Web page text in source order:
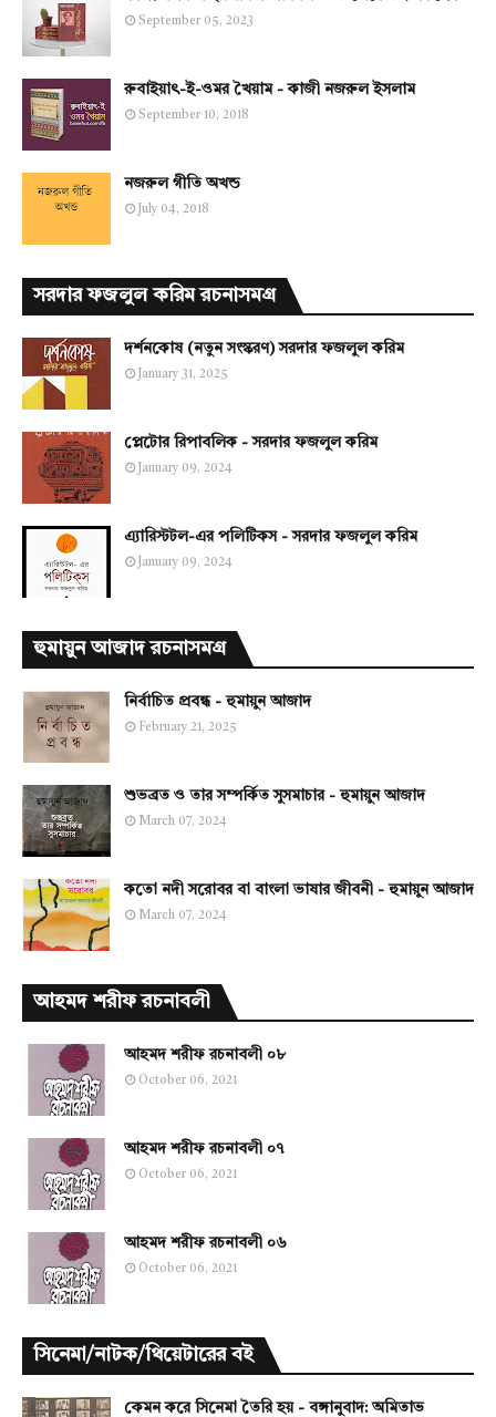
September 05, 2023
রুবাইয়াৎ-ই-ওমর খৈয়াম - কাজী নজরুল ইসলাম
September 10, 2018
নজরুল গীতি অখন্ড
July 04, 2018
সরদার ফজলুল করিম রচনাসমগ্র
দর্শনকোষ (নতুন সংস্করণ) সরদার ফজলুল করিম
January 31, 2025
প্লেটোর রিপাবলিক - সরদার ফজলুল করিম
January 09, 2024
এ্যারিস্টটল-এর পলিটিকস - সরদার ফজলুল করিম
January 09, 2024
হুমায়ুন আজাদ রচনাসমগ্র
নির্বাচিত প্রবন্ধ - হুমায়ুন আজাদ
February 21, 2025
শুভব্রত ও তার সম্পর্কিত সুসমাচার - হুমায়ুন আজাদ
March 07, 2024
কতো নদী সরোবর বা বাংলা ভাষার জীবনী - হুমায়ুন আজাদ
March 07, 2024
আহমদ শরীফ রচনাবলী
আহমদ শরীফ রচনাবলী ০৮
October 06, 2021
আহমদ শরীফ রচনাবলী ০৭
October 06, 2021
আহমদ শরীফ রচনাবলী ০৬
October 06, 2021
সিনেমা/নাটক/থিয়েটারের বই
কেমন করে সিনেমা তৈরি হয় - বঙ্গানুবাদ: অমিতাভ